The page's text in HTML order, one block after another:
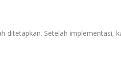
ditetapkan. Setelah implementasi,